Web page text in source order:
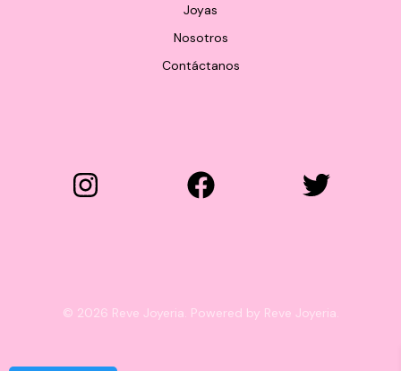
Joyas
Nosotros
Contáctanos
© 2026 Reve Joyeria. Powered by Reve Joyeria.